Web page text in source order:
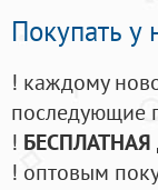
Покупать у
! каждому
последующие
!
! оптовым